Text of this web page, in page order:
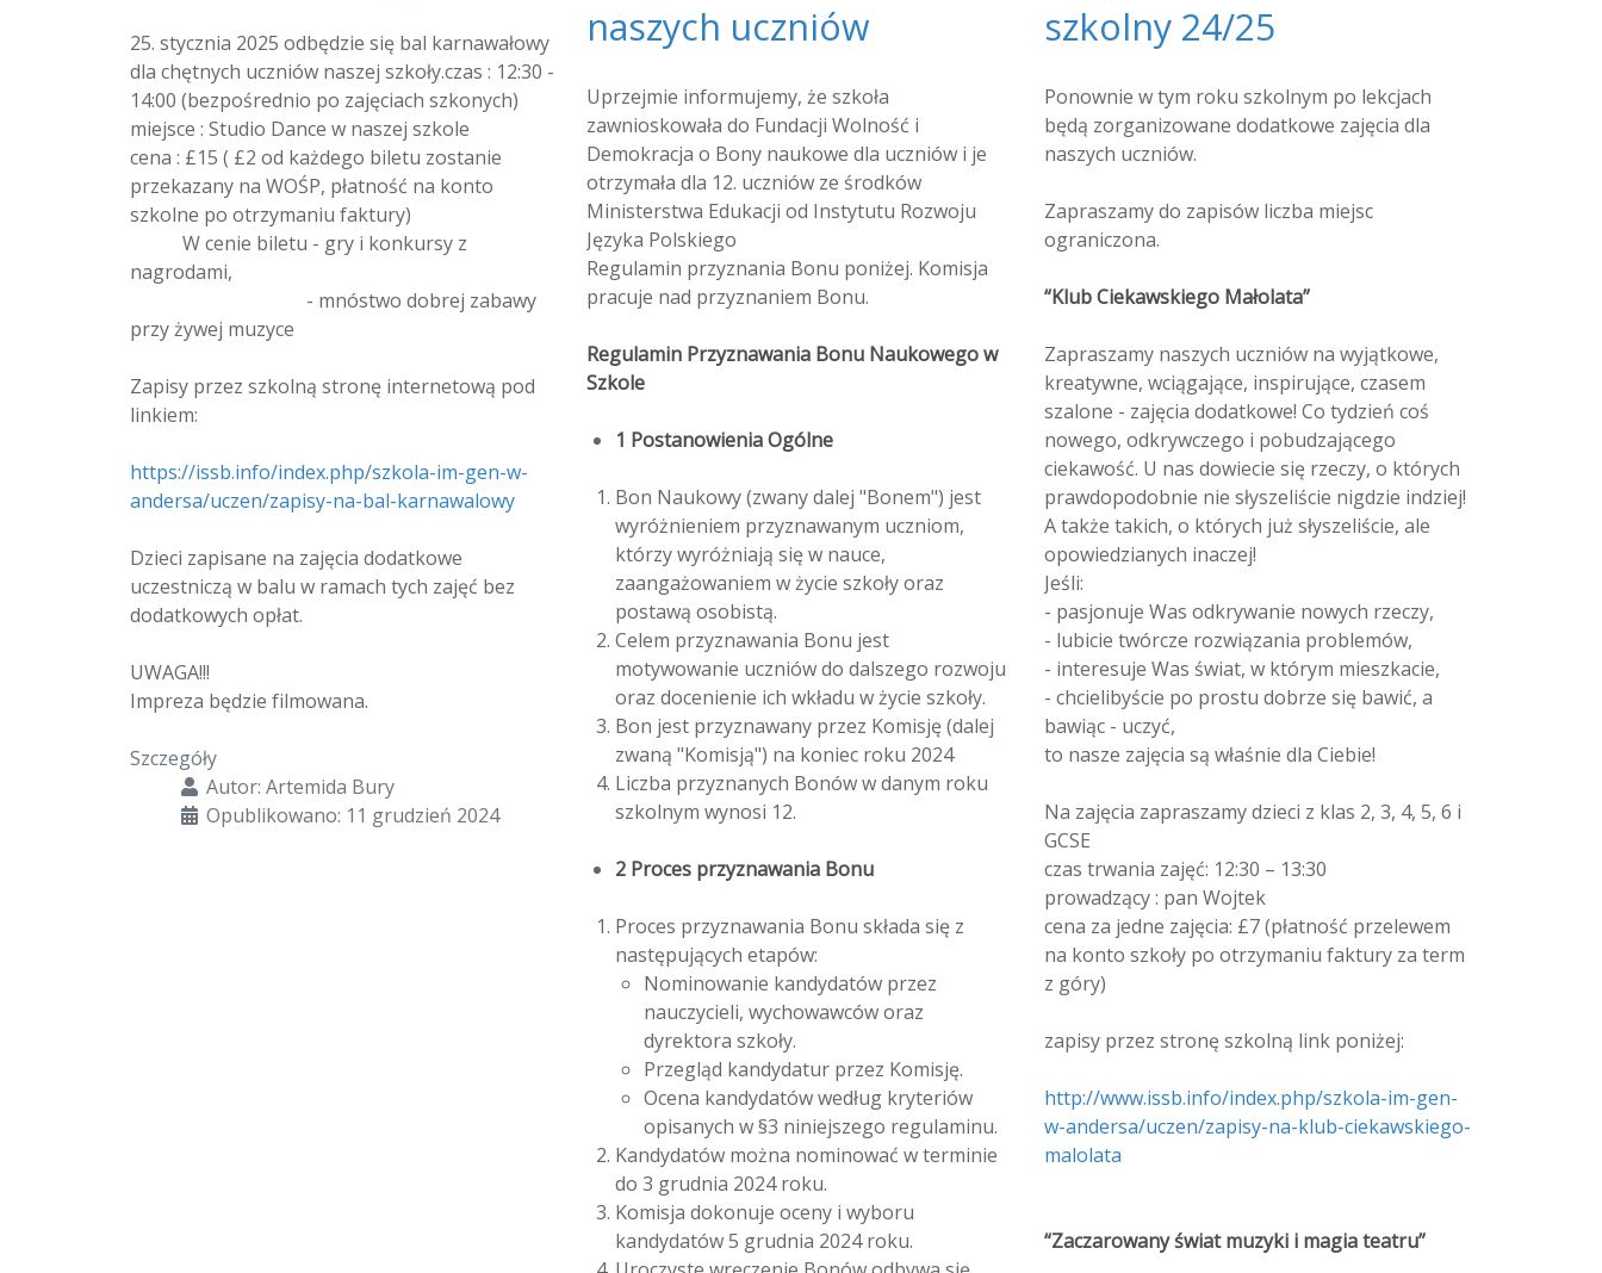
25. stycznia 2025 odbędzie się bal karnawałowy
dla chętnych uczniów naszej szkoły.czas : 12:30 -
14:00 (bezpośrednio po zajęciach szkonych)
miejsce : Studio Dance w naszej szkole
cena : £15 ( £2 od każdego biletu zostanie
przekazany na WOŚP, płatność na konto
szkolne po otrzymaniu faktury)
W cenie biletu - gry i konkursy z
nagrodami,
- mnóstwo dobrej zabawy
przy żywej muzyce
Zapisy przez szkolną stronę internetową pod
linkiem:
https://issb.info/index.php/szkola-im-gen-w-
andersa/uczen/zapisy-na-bal-karnawalowy
Dzieci zapisane na zajęcia dodatkowe
uczestniczą w balu w ramach tych zajęć bez
dodatkowych opłat.
UWAGA!!!
Impreza będzie filmowana.
Szczegóły
Autor: Artemida Bury
Opublikowano: 11 grudzień 2024
naszych uczniów
Uprzejmie informujemy, że szkoła
zawnioskowała do Fundacji Wolność i
Demokracja o Bony naukowe dla uczniów i je
otrzymała dla 12. uczniów ze środków
Ministerstwa Edukacji od Instytutu Rozwoju
Języka Polskiego
Regulamin przyznania Bonu poniżej. Komisja
pracuje nad przyznaniem Bonu.
Regulamin Przyznawania Bonu Naukowego w
Szkole
1 Postanowienia Ogólne
Bon Naukowy (zwany dalej "Bonem") jest
wyróżnieniem przyznawanym uczniom,
którzy wyróżniają się w nauce,
zaangażowaniem w życie szkoły oraz
postawą osobistą.
Celem przyznawania Bonu jest
motywowanie uczniów do dalszego rozwoju
oraz docenienie ich wkładu w życie szkoły.
Bon jest przyznawany przez Komisję (dalej
zwaną "Komisją") na koniec roku 2024
Liczba przyznanych Bonów w danym roku
szkolnym wynosi 12.
2 Proces przyznawania Bonu
Proces przyznawania Bonu składa się z
następujących etapów:
Nominowanie kandydatów przez
nauczycieli, wychowawców oraz
dyrektora szkoły.
Przegląd kandydatur przez Komisję.
Ocena kandydatów według kryteriów
opisanych w §3 niniejszego regulaminu.
Kandydatów można nominować w terminie
do 3 grudnia 2024 roku.
Komisja dokonuje oceny i wyboru
kandydatów 5 grudnia 2024 roku.
szkolny 24/25
Ponownie w tym roku szkolnym po lekcjach
będą zorganizowane dodatkowe zajęcia dla
naszych uczniów.
Zapraszamy do zapisów liczba miejsc
ograniczona.
“Klub Ciekawskiego Małolata”
Zapraszamy naszych uczniów na wyjątkowe,
kreatywne, wciągające, inspirujące, czasem
szalone - zajęcia dodatkowe! Co tydzień coś
nowego, odkrywczego i pobudzającego
ciekawość. U nas dowiecie się rzeczy, o których
prawdopodobnie nie słyszeliście nigdzie indziej!
A także takich, o których już słyszeliście, ale
opowiedzianych inaczej!
Jeśli:
- pasjonuje Was odkrywanie nowych rzeczy,
- lubicie twórcze rozwiązania problemów,
- interesuje Was świat, w którym mieszkacie,
- chcielibyście po prostu dobrze się bawić, a
bawiąc - uczyć,
to nasze zajęcia są właśnie dla Ciebie!
Na zajęcia zapraszamy dzieci z klas 2, 3, 4, 5, 6 i
GCSE
czas trwania zajęć: 12:30 – 13:30
prowadzący : pan Wojtek
cena za jedne zajęcia: £7 (płatność przelewem
na konto szkoły po otrzymaniu faktury za term
z góry)
zapisy przez stronę szkolną link poniżej:
http://www.issb.info/index.php/szkola-im-gen-
w-andersa/uczen/zapisy-na-klub-ciekawskiego-
malolata
“Zaczarowany świat muzyki i magia teatru”